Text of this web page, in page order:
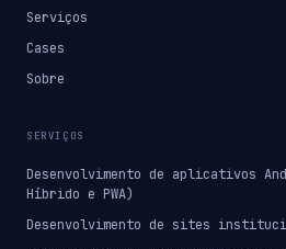
Serviços
Cases
Sobre
SERVIÇOS
Desenvolvimento de aplicativos
Híbrido e PWA)
Desenvolvimento de sites